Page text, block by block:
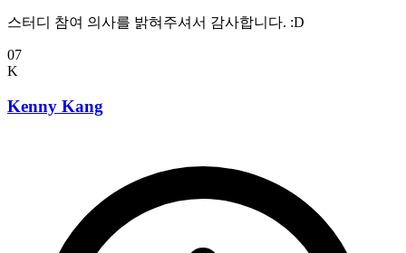
스터디 참여 의사를 밝혀주셔서 감사합니다. :D
07
K
Kenny Kang